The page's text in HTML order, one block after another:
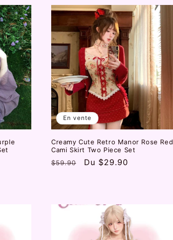
En vente
Creamy Cute Retro Manor Rose Red
Cami Skirt Two Piece Set
Prix
$59.90
Prix
Du $29.90